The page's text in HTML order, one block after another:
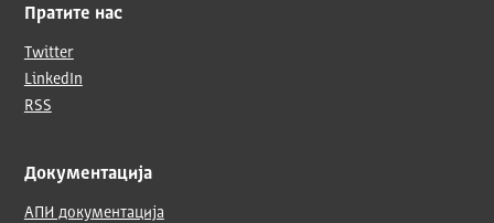
Пратите нас
Twitter
LinkedIn
RSS
Документација
АПИ документација